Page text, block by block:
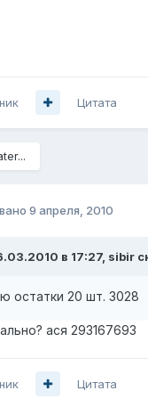
Цитата
9 апреля, 2010
в 17:27, sibir
остатки 20 шт. 3028
ася 293167693
Цитата